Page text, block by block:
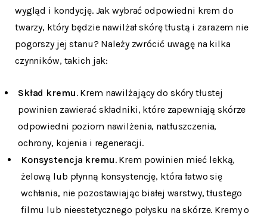
wygląd i kondycję. Jak wybrać odpowiedni krem do
twarzy, który będzie nawilżał skórę tłustą i zarazem nie
pogorszy jej stanu? Należy zwrócić uwagę na kilka
czynników, takich jak:
Skład kremu. Krem nawilżający do skóry tłustej
powinien zawierać składniki, które zapewniają skórze
odpowiedni poziom nawilżenia, natłuszczenia,
ochrony, kojenia i regeneracji.
Konsystencja kremu. Krem powinien mieć lekką,
żelową lub płynną konsystencję, która łatwo się
wchłania, nie pozostawiając białej warstwy, tłustego
filmu lub nieestetycznego połysku na skórze. Kremy o